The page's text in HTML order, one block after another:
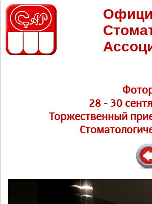
28 - 30
Торжественный